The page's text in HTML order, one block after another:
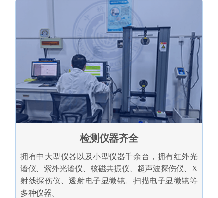
检测仪器齐全
拥有中大型仪器以及小型仪器千余台，拥有红外光
谱仪、紫外光谱仪、核磁共振仪、超声波探伤仪、X
射线探伤仪、透射电子显微镜、扫描电子显微镜等
多种仪器。